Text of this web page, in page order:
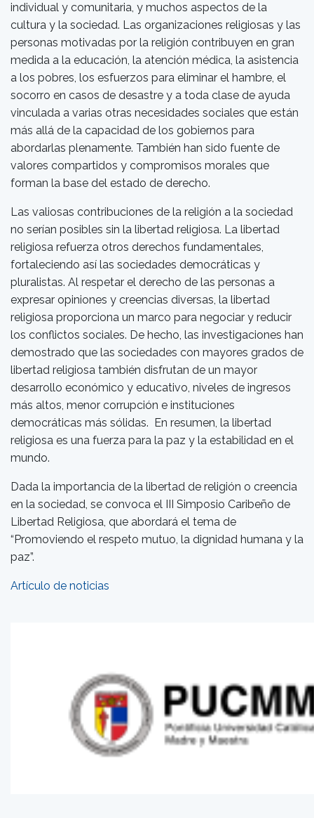
individual y comunitaria, y muchos aspectos de la
cultura y la sociedad. Las organizaciones religiosas y las
personas motivadas por la religión contribuyen en gran
medida a la educación, la atención médica, la asistencia
a los pobres, los esfuerzos para eliminar el hambre, el
socorro en casos de desastre y a toda clase de ayuda
vinculada a varias otras necesidades sociales que están
más allá de la capacidad de los gobiernos para
abordarlas plenamente. También han sido fuente de
valores compartidos y compromisos morales que
forman la base del estado de derecho.
Las valiosas contribuciones de la religión a la sociedad
no serían posibles sin la libertad religiosa. La libertad
religiosa refuerza otros derechos fundamentales,
fortaleciendo así las sociedades democráticas y
pluralistas. Al respetar el derecho de las personas a
expresar opiniones y creencias diversas, la libertad
religiosa proporciona un marco para negociar y reducir
los conflictos sociales. De hecho, las investigaciones han
demostrado que las sociedades con mayores grados de
libertad religiosa también disfrutan de un mayor
desarrollo económico y educativo, niveles de ingresos
más altos, menor corrupción e instituciones
democráticas más sólidas. En resumen, la libertad
religiosa es una fuerza para la paz y la estabilidad en el
mundo.
Dada la importancia de la libertad de religión o creencia
en la sociedad, se convoca el III Simposio Caribeño de
Libertad Religiosa, que abordará el tema de
“Promoviendo el respeto mutuo, la dignidad humana y la
paz”.
Artículo de noticias